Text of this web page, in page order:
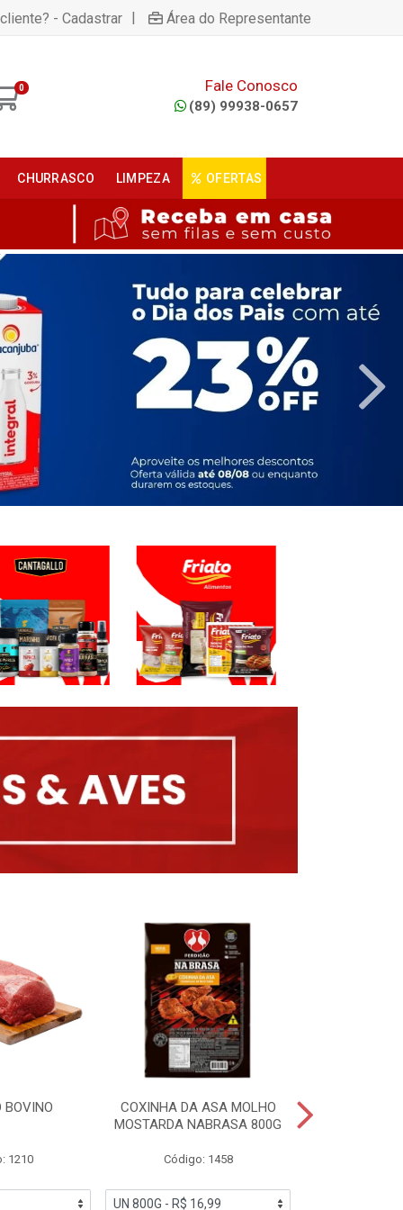
- Cadastrar | Área do Representante
0 Fale Conosco
(89) 99938-0657
CHURRASCO LIMPEZA OFERTAS
BOVINO
1210
COXINHA DA ASA MOLHO
MOSTARDA NABRASA 800G
Código: 1458